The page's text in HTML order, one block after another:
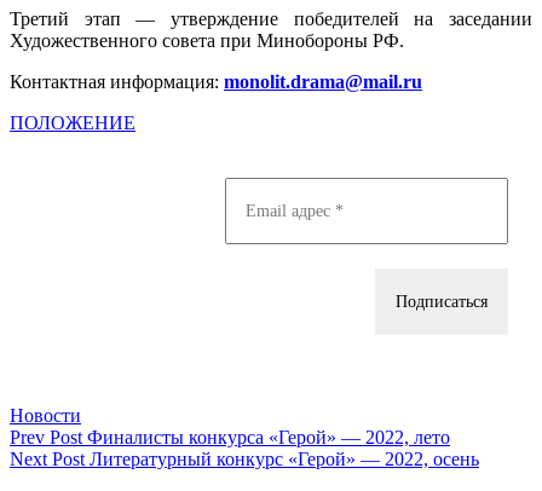
Третий этап — утверждение победителей на заседании
Художественного совета при Минобороны РФ.
Контактная информация: monolit.drama@mail.ru
ПОЛОЖЕНИЕ
Categories
Новости
Навигация
по
Previous
Post
Prev Post Финалисты конкурса «Герой» — 2022, лето
Next
Next Post Литературный конкурс «Герой» — 2022, осень